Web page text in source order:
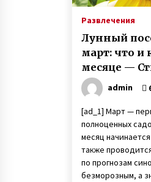
Развлечения
Лунный
март: что и
месяце —
admin
[ad_1] Март —
полноценных
месяц
также
по прогнозам
безморозным, а